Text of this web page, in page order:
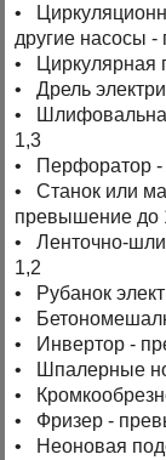
•
другие насосы
• Циркулярная
• Дрель
•
1,3
• Перфоратор -
• Станок или
превышение до
• Ленточно-
1,2
• Рубанок
•
• Инвертор -
• Шпалерные
•
• Фризер -
• Неоновая